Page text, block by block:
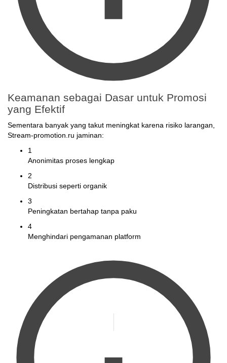
Keamanan sebagai Dasar untuk Promosi
yang Efektif
Sementara banyak yang takut meningkat karena risiko larangan,
Stream-promotion.ru jaminan:
1
Anonimitas proses lengkap
2
Distribusi seperti organik
3
Peningkatan bertahap tanpa paku
4
Menghindari pengamanan platform